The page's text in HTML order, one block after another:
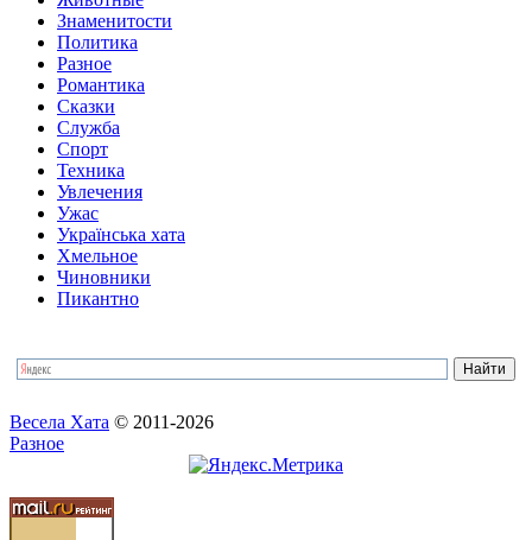
Знаменитости
Политика
Разное
Романтика
Сказки
Служба
Спорт
Техника
Увлечения
Ужас
Українська хата
Хмельное
Чиновники
Пикантно
Весела Хата © 2011-2026
Разное